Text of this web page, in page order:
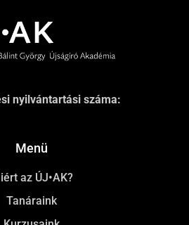
nyilvántartási száma:
Menü
az ÚJ•AK?
Tanáraink